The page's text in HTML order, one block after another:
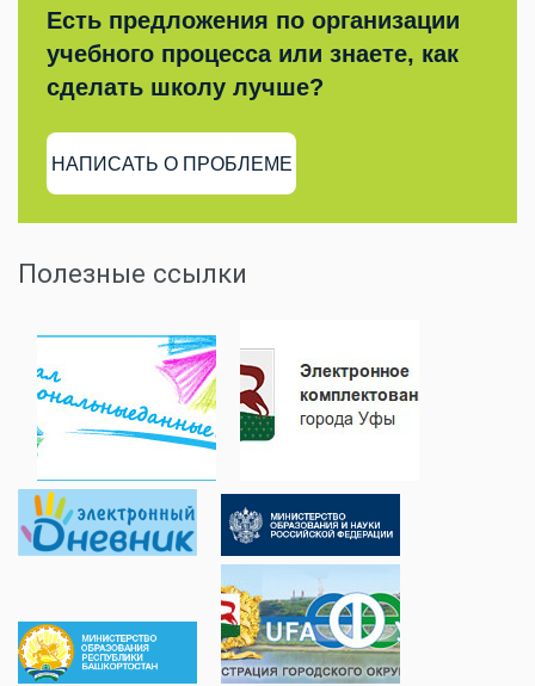
Есть предложения по организации
учебного процесса или знаете, как
сделать школу лучше?
НАПИСАТЬ О ПРОБЛЕМЕ
Полезные ссылки